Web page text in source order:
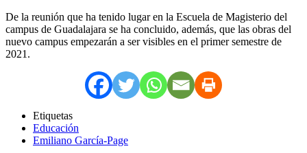
De la reunión que ha tenido lugar en la Escuela de Magisterio del
campus de Guadalajara se ha concluido, además, que las obras del
nuevo campus empezarán a ser visibles en el primer semestre de
2021.
Etiquetas
Educación
Emiliano García-Page